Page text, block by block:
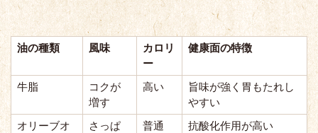
油の種類 風味
カロリ
ー
健康面の特徴
牛脂
コクが
増す
高い
旨味が強く胃もたれし
やすい
オリーブオ
さっぱ
普通 抗酸化作用が高い